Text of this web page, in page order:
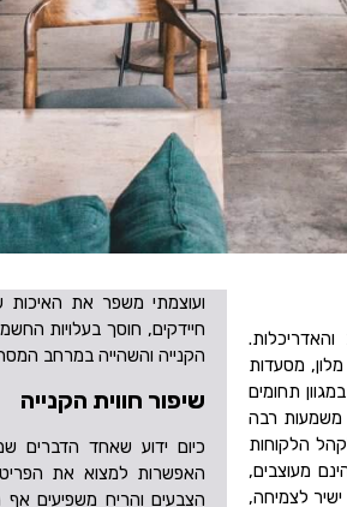
מסעדות
תחומים
משמעות רבה
הלקוחות
מעוצבים,
ישיר לצמיחה,
ועוצמתי משפר את האיכות
חיידקים, חוסך בעלויות
הקנייה והשהייה במרחב
שיפור חווית הקנייה
כיום ידוע שאחד הדברים
האפשרות למצוא את
הצבעים והריח משפיעים